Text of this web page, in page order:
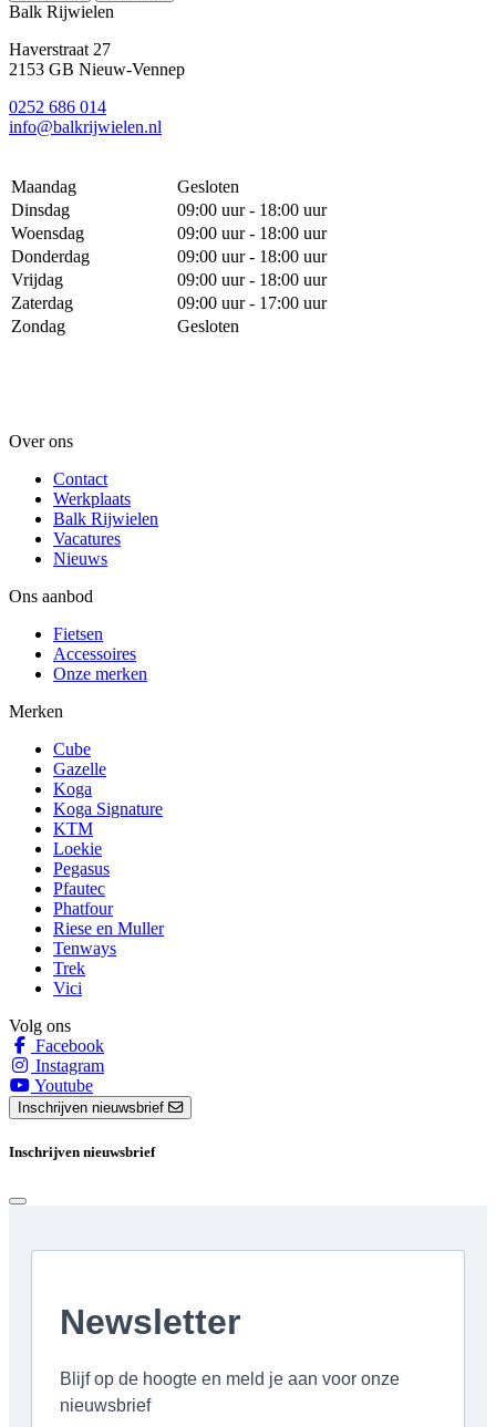
Balk Rijwielen
Haverstraat 27
2153 GB Nieuw-Vennep
0252 686 014
info@balkrijwielen.nl
Maandag
Gesloten
Dinsdag
09:00 uur - 18:00 uur
Woensdag
09:00 uur - 18:00 uur
Donderdag
09:00 uur - 18:00 uur
Vrijdag
09:00 uur - 18:00 uur
Zaterdag
09:00 uur - 17:00 uur
Zondag
Gesloten
Over ons
Contact
Werkplaats
Balk Rijwielen
Vacatures
Nieuws
Ons aanbod
Fietsen
Accessoires
Onze merken
Merken
Cube
Gazelle
Koga
Koga Signature
KTM
Loekie
Pegasus
Pfautec
Phatfour
Riese en Muller
Tenways
Trek
Vici
Volg ons
Facebook
Instagram
Youtube
Inschrijven nieuwsbrief
Inschrijven nieuwsbrief